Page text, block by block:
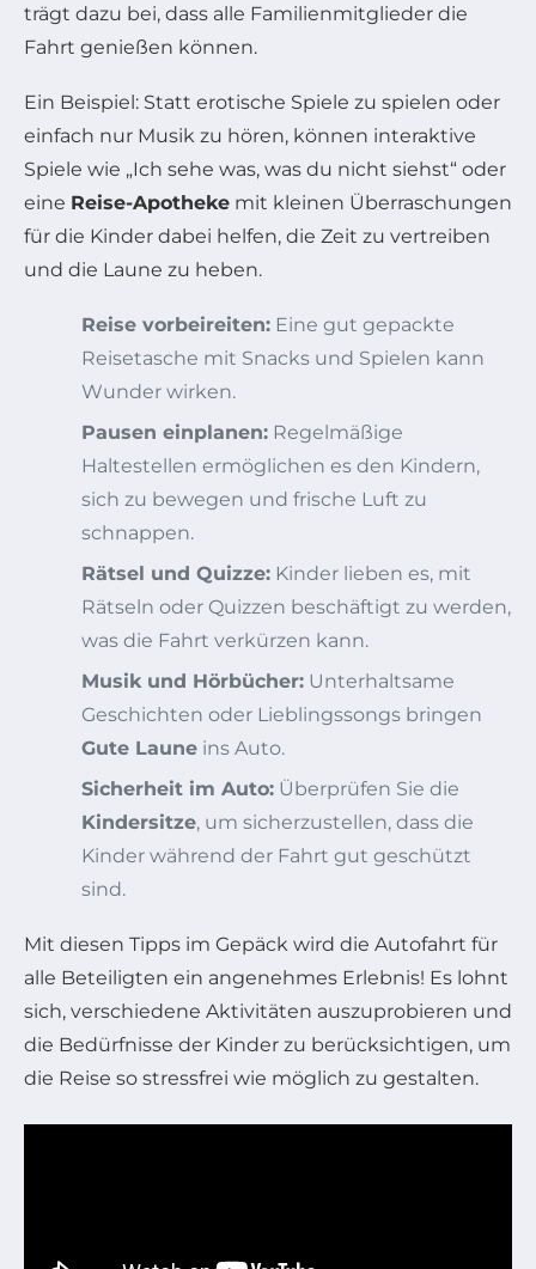
trägt dazu bei, dass alle Familienmitglieder die
Fahrt genießen können.
Ein Beispiel: Statt erotische Spiele zu spielen oder
einfach nur Musik zu hören, können interaktive
Spiele wie „Ich sehe was, was du nicht siehst“ oder
eine Reise-Apotheke mit kleinen Überraschungen
für die Kinder dabei helfen, die Zeit zu vertreiben
und die Laune zu heben.
Reise vorbeireiten: Eine gut gepackte
Reisetasche mit Snacks und Spielen kann
Wunder wirken.
Pausen einplanen: Regelmäßige
Haltestellen ermöglichen es den Kindern,
sich zu bewegen und frische Luft zu
schnappen.
Rätsel und Quizze: Kinder lieben es, mit
Rätseln oder Quizzen beschäftigt zu werden,
was die Fahrt verkürzen kann.
Musik und Hörbücher: Unterhaltsame
Geschichten oder Lieblingssongs bringen
Gute Laune ins Auto.
Sicherheit im Auto: Überprüfen Sie die
Kindersitze, um sicherzustellen, dass die
Kinder während der Fahrt gut geschützt
sind.
Mit diesen Tipps im Gepäck wird die Autofahrt für
alle Beteiligten ein angenehmes Erlebnis! Es lohnt
sich, verschiedene Aktivitäten auszuprobieren und
die Bedürfnisse der Kinder zu berücksichtigen, um
die Reise so stressfrei wie möglich zu gestalten.